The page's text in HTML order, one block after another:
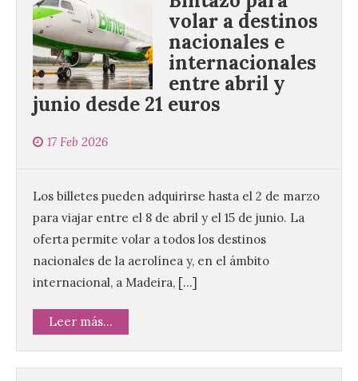
volar a destinos
nacionales e
internacionales
entre abril y
junio desde 21 euros
17 Feb 2026
Los billetes pueden adquirirse hasta el 2 de marzo
para viajar entre el 8 de abril y el 15 de junio. La
oferta permite volar a todos los destinos
nacionales de la aerolínea y, en el ámbito
internacional, a Madeira, […]
Leer más...